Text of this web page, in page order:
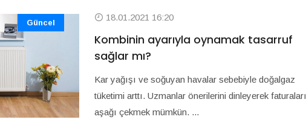
Güncel 18.01.2021 16:20
Kombinin ayarıyla oynamak tasarruf
sağlar mı?
Kar yağışı ve soğuyan havalar sebebiyle doğalgaz
tüketimi arttı. Uzmanlar önerilerini dinleyerek faturaları
aşağı çekmek mümkün. ...